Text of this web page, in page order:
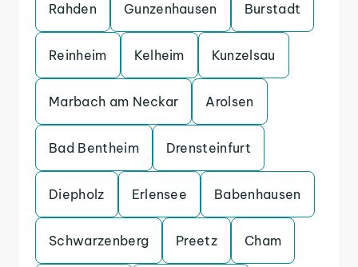
Rahden Gunzenhausen Burstadt
Reinheim Kelheim Kunzelsau
Marbach am Neckar Arolsen
Bad Bentheim Drensteinfurt
Diepholz Erlensee Babenhausen
Schwarzenberg Preetz Cham